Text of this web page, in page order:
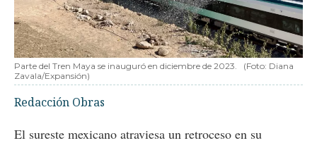
Parte del Tren Maya se inauguró en diciembre de 2023.
(Foto: Diana
Zavala/Expansión)
Redacción Obras
El sureste mexicano atraviesa un retroceso en su